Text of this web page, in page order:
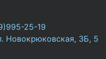
25-19
Новокрюковская, 3Б, 5